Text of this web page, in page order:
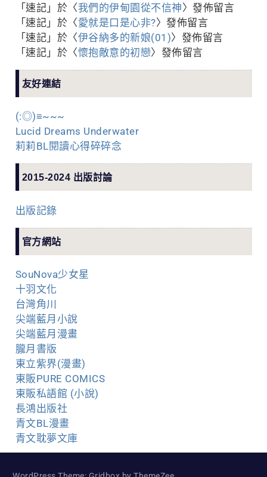
「 速記 」於〈我們的伊甸園從不信神〉發佈留言
「 速記 」於〈愛就是口是心非?〉發佈留言
「 速記 」於〈伊谷納多的新娘(01)〉發佈留言
「 速記 」於〈懷抱敵意的初戀〉發佈留言
友好連結
(:◎)≡~~~
Lucid Dreams Underwater
莉莉BL閱讀心得碎碎念
2015-2024 出版討論
出版記錄
官方網站
SouNova少女星
十羽文化
台灣角川
尖端藍月小說
尖端藍月漫畫
朧月書版
東立紫界(漫畫)
東販PURE COMICS
東販私語館 (小說)
長鴻出版社
青文BL漫畫
青文耽夢文庫